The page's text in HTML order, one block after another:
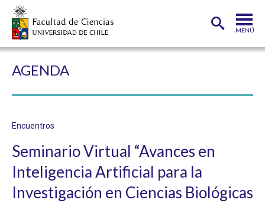
MENÚ
POSTGRADOS
INVESTIGACIÓN
AGENDA
Encuentros
Seminario Virtual “Avances en
Inteligencia Artificial para la
Investigación en Ciencias Biológicas